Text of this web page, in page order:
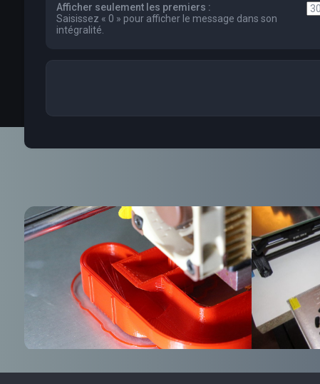
Afficher seulement les premiers :
Saisissez « 0 » pour afficher le message dans son
intégralité.